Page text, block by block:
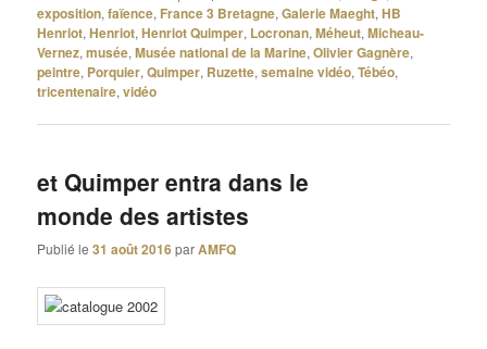
exposition,faïence, France 3 Bretagne,Galerie Maeght,HB
Henriot,Henriot,Henriot Quimper, Locronan,Méheut,Micheau-
Vernez,musée,Musée national de la Marine,Olivier Gagnère,
peintre, Porquier,Quimper, Ruzette,semaine vidéo,Tébéo,
tricentenaire,vidéo
et Quimper entra dans le
monde des artistes
Publié le31 août 2016parAMFQ